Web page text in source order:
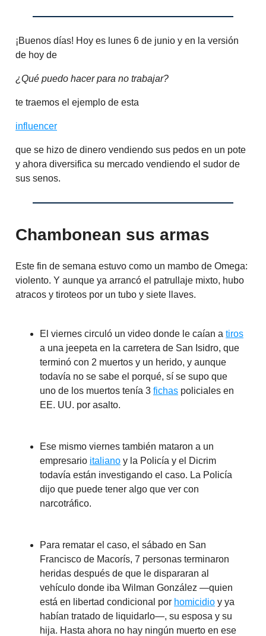
¡Buenos días! Hoy es lunes 6 de junio y en la versión
de hoy de
¿Qué puedo hacer para no trabajar?
te traemos el ejemplo de esta
influencer
que se hizo de dinero vendiendo sus pedos en un pote
y ahora diversifica su mercado vendiendo el sudor de
sus senos.
Chambonean sus armas
Este fin de semana estuvo como un mambo de Omega:
violento. Y aunque ya arrancó el patrullaje mixto, hubo
atracos y tiroteos por un tubo y siete llaves.
El viernes circuló un video donde le caían a tiros
a una jeepeta en la carretera de San Isidro, que
terminó con 2 muertos y un herido, y aunque
todavía no se sabe el porqué, sí se supo que
uno de los muertos tenía 3 fichas policiales en
EE. UU. por asalto.
Ese mismo viernes también mataron a un
empresario italiano y la Policía y el Dicrim
todavía están investigando el caso. La Policía
dijo que puede tener algo que ver con
narcotráfico.
Para rematar el caso, el sábado en San
Francisco de Macorís, 7 personas terminaron
heridas después de que le dispararan al
vehículo donde iba Wilman González —quien
está en libertad condicional por homicidio y ya
habían tratado de liquidarlo—, su esposa y su
hija. Hasta ahora no hay ningún muerto en ese